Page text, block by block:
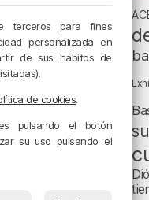
terceros para fines
personalizada en
de sus hábitos de
de cookies.
pulsando el botón
su uso pulsando el